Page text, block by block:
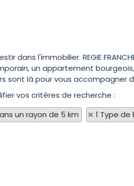
dans l'immobilier. REGIE
un appartement
sont là pour vous accompagner
vos critères de recherche :
un rayon de 5 km
1 Type de